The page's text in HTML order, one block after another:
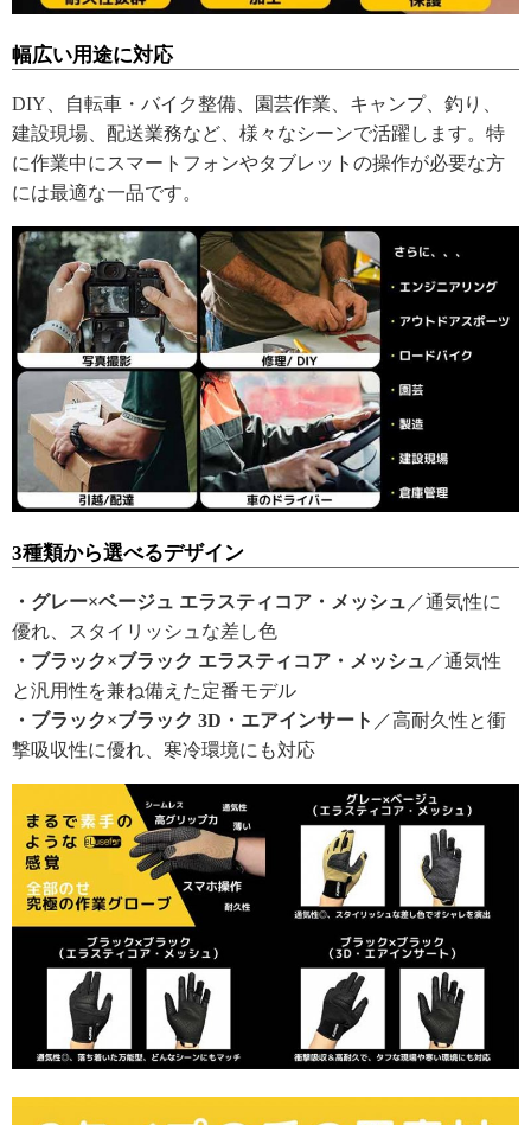
幅広い用途に対応
DIY、自転車・バイク整備、園芸作業、キャンプ、釣り、
建設現場、配送業務など、様々なシーンで活躍します。特
に作業中にスマートフォンやタブレットの操作が必要な方
には最適な一品です。
3種類から選べるデザイン
・グレー×ベージュ エラスティコア・メッシュ ／通気性に
優れ、スタイリッシュな差し色
・ブラック×ブラック エラスティコア・メッシュ ／通気性
と汎用性を兼ね備えた定番モデル
・ブラック×ブラック 3D・エアインサート ／高耐久性と衝
撃吸収性に優れ、寒冷環境にも対応